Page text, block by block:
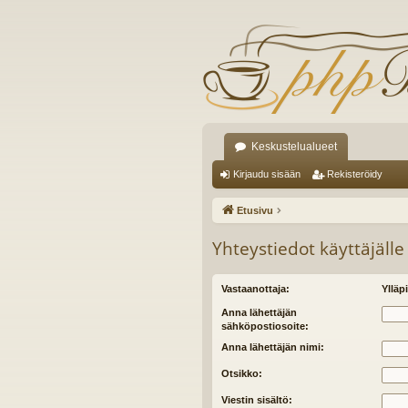
Keskustelualueet
Kirjaudu sisään Rekisteröidy
Etusivu
Yhteystiedot käyttäjälle
Vastaanottaja:
Anna lähettäjän
sähköpostiosoite:
Anna lähettäjän nimi:
Otsikko:
Viestin sisältö: